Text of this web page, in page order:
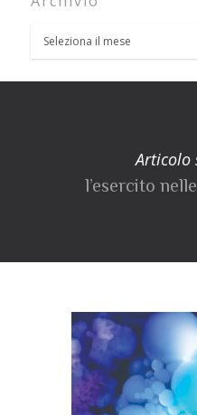
Articolo
l’esercito